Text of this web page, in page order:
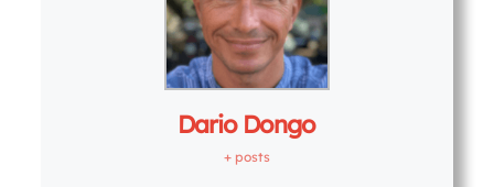
Dario Dongo
+ posts